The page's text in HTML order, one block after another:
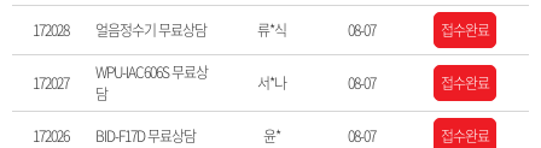
172028 얼음정수기 무료상담 류*식 08-07 접수완료
172027
WPU-IAC606S 무료상
담
서*나 08-07 접수완료
172026 BID-F17D 무료상담 윤* 08-07 접수완료